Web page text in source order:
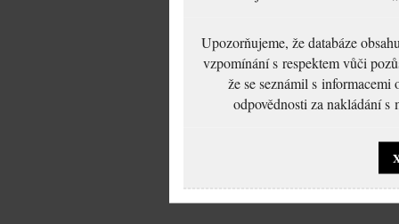
Upozorňujeme, že databáze
vzpomínání s respektem vůči
že se seznámil s
odpovědnosti za nakládání